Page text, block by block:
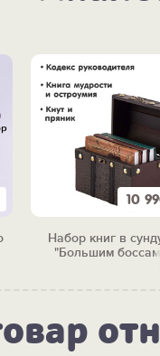
10
Набор книг в
"Большим